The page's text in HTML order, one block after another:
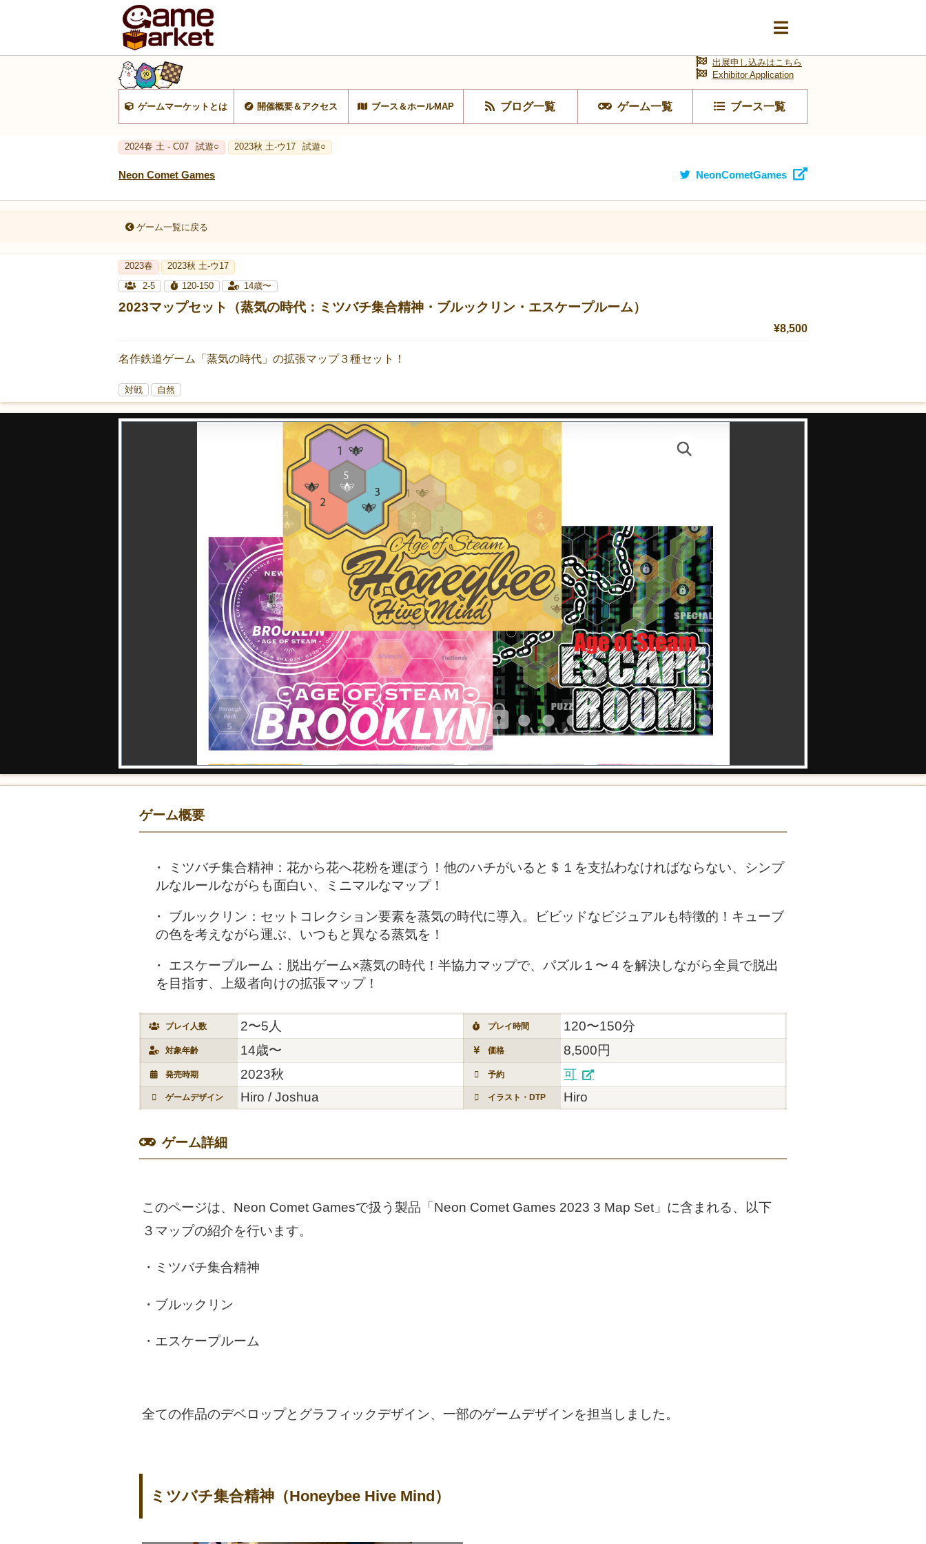
ゲームマーケットとは 開催概要＆アクセス ブース＆ホールMAP ブログ一覧 ゲーム一覧 ブース一覧
出展申し込みはこちら
Exhibitor Application
2024春 土 - C07 試遊○ 2023秋 土-ウ17 試遊○
Neon Comet Games NeonCometGames
ゲーム一覧に戻る
2023春
2023秋 土-ウ17
2-5
120-150 14歳〜
2023マップセット（蒸気の時代：ミツバチ集合精神・ブルックリン・エスケープルーム）
¥8,500
名作鉄道ゲーム「蒸気の時代」の拡張マップ３種セット！
対戦 自然
ゲーム概要
ミツバチ集合精神：花から花へ花粉を運ぼう！他のハチがいると＄１を支払わなければならない、シンプ
ルなルールながらも面白い、ミニマルなマップ！
ブルックリン：セットコレクション要素を蒸気の時代に導入。ビビッドなビジュアルも特徴的！キューブ
の色を考えながら運ぶ、いつもと異なる蒸気を！
エスケープルーム：脱出ゲーム×蒸気の時代！半協力マップで、パズル１〜４を解決しながら全員で脱出
を目指す、上級者向けの拡張マップ！
プレイ人数 2〜5人 プレイ時間 120〜150分
対象年齢 14歳〜 価格 8,500円
発売時期 2023秋 予約 可
ゲームデザイン Hiro / Joshua イラスト・DTP Hiro
ゲーム詳細
このページは、Neon Comet Gamesで扱う製品「Neon Comet Games 2023 3 Map Set」に含まれる、以下
３マップの紹介を行います。
・ミツバチ集合精神
・ブルックリン
・エスケープルーム
全ての作品のデベロップとグラフィックデザイン、一部のゲームデザインを担当しました。
ミツバチ集合精神（Honeybee Hive Mind）